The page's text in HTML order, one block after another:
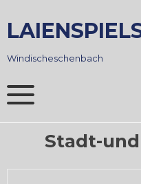
to
content
Windischeschenbach
Stadt-